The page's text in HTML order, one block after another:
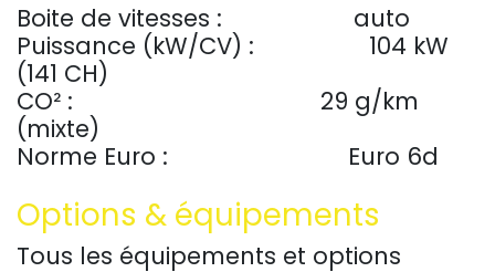
Boite de vitesses :
​auto
Puissance (kW/CV) :
104 kW
(141 CH)
CO² :
29 g/km
(mixte)
Norme Euro :
​Euro 6d
Options & équipements
Tous les équipements et options